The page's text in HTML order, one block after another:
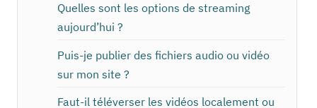
Quelles sont les options de streaming
aujourd’hui ?
Puis-je publier des fichiers audio ou vidéo
sur mon site ?
Faut-il téléverser les vidéos localement ou